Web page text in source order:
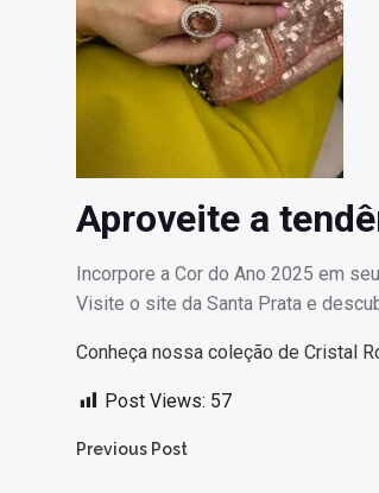
Aproveite a
Incorpore a Cor do Ano 2025 em
Visite o site da Santa Prata e
Conheça nossa coleção de Cristal
Post Views: 57
Post
Previous Post